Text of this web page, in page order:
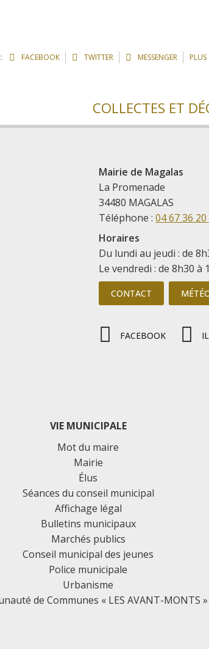
FACEBOOK TWITTER MESSENGER PLUS
Mairie de Magalas
La Promenade
34480 MAGALAS
Téléphone : 04 67 36 20
Horaires
Du lundi au jeudi : de
Le vendredi : de 8h30 à
CONTACT
FACEBOOK
VIE MUNICIPALE
Mot du maire
Mairie
Élus
Séances du conseil municipal
Affichage légal
Bulletins municipaux
Marchés publics
Conseil municipal des jeunes
Police municipale
Urbanisme
de Communes « LES AVANT-MONTS »